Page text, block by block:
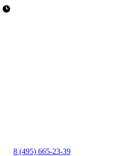
8 (495) 665-23-39